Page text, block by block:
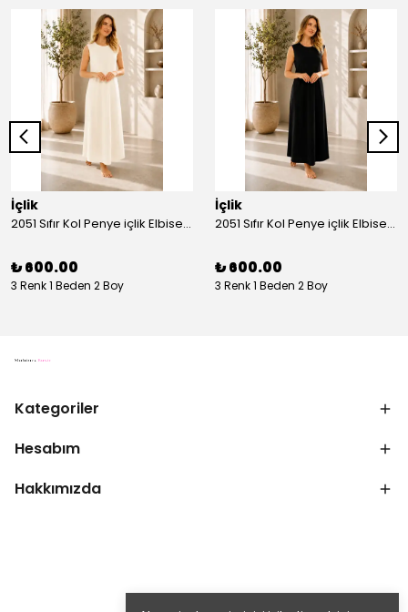
İçlik
2051 Sıfır Kol Penye içlik Elbise - Ekru
₺ 600.00
3 Renk 1 Beden 2 Boy
İçlik
2051 Sıfır Kol Penye içlik Elbise - Siyah
₺ 600.00
3 Renk 1 Beden 2 Boy
Kategoriler
Hesabım
Hakkımızda